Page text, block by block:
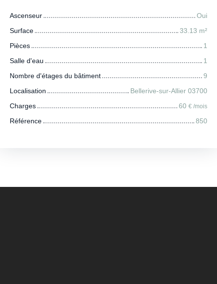
Ascenseur
Oui
Surface
33.13 m²
Pièces
1
Salle d'eau
1
Nombre d'étages du bâtiment
9
Localisation
Bellerive-sur-Allier 03700
Charges
60 € /mois
Référence 850